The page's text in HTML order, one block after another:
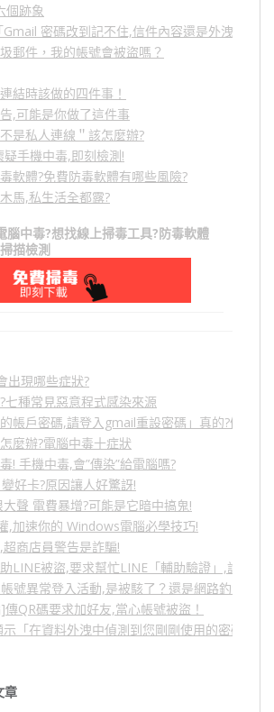
個跡象
密碼改到記不住,信件內容還是外洩？」,
郵件，我的帳號會被盜嗎？
結時該做的四件事！
,可能是你做了這件事
是私人連線＂該怎麼辦?
手機中毒,即刻檢測!
軟體?免費防毒軟體有哪些風險?
馬,私生活全都露?
腦中毒?想找線上掃毒工具?防毒軟體
描檢測
出現哪些症狀?
七種常見惡意程式感染來源
的帳戶密碼,請登入gmail重設密碼」真的?假的?5
麼辦?電腦中毒十症狀
! 手機中毒,會”傳染”給電腦嗎?
好卡?原因讓人好驚訝!
聲 電費暴增?可能是它暗中搞鬼!
,加速你的 Windows電腦必學技巧!
商店員警告是詐騙!
LINE被盜,要求幫忙LINE「輔助驗證」,詐騙
號異常登入活動,是被駭了？還是網路釣魚？
QR碼要求加好友,當心帳號被盜！
「在資料外洩中偵測到您剛剛使用的密碼」
章